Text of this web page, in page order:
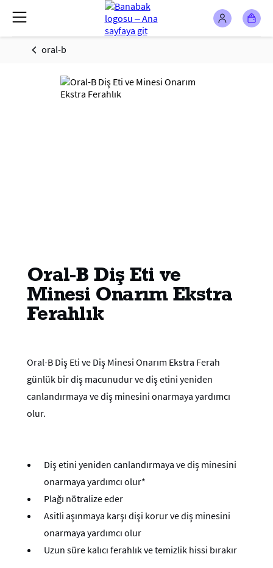
oral-b
Oral-B Diş Eti ve
Minesi Onarım Ekstra
Ferahlık
Oral-B Diş Eti ve Diş Minesi Onarım Ekstra Ferah
günlük bir diş macunudur ve diş etini yeniden
canlandırmaya ve diş minesini onarmaya yardımcı
olur.
Diş etini yeniden canlandırmaya ve diş minesini
onarmaya yardımcı olur*
Plağı nötralize eder
Asitli aşınmaya karşı dişi korur ve diş minesini
onarmaya yardımcı olur
Uzun süre kalıcı ferahlık ve temizlik hissi bırakır